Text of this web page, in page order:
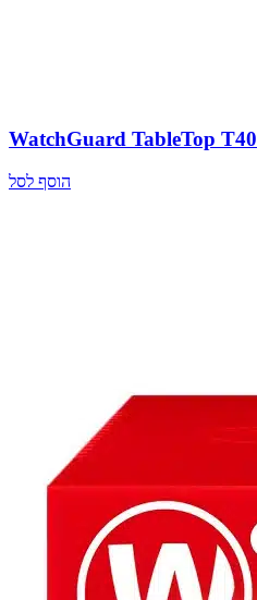
WatchGuard TableTop T40
הוסף לסל